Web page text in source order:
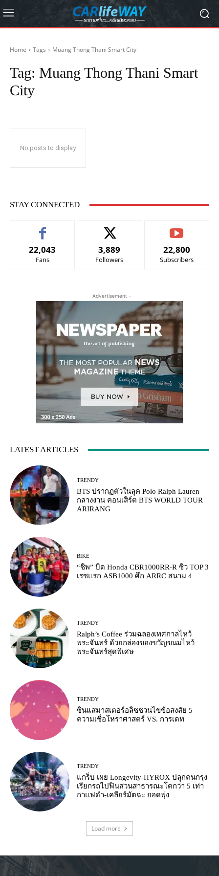
Home Tags Muang Thong Thani Smart City
Tag: Muang Thong Thani Smart
City
No posts to display
STAY CONNECTED
22,043
Fans
3,889
Followers
22,800
Subscribers
- Advertisement -
LATEST ARTICLES
TRENDY
BTS ปรากฏตัวในลุค Polo Ralph Lauren
กลางงาน คอนเสิร์ต BTS WORLD TOUR
ARIRANG
BIKE
“ชิพ” บิด Honda CBR1000RR-R ซิว TOP 3
เรซแรก ASB1000 ศึก ARRC สนาม 4
TRENDY
Ralph’s Coffee ร่วมฉลองเทศกาลไหว้
พระจันทร์ ด้วยกล่องของขวัญขนมไหว้
พระจันทร์สุดพิเศษ
TRENDY
ซินแสมาสเตอร์อลิซชวนไขข้อสงสัย 5
ความเชื่อโหราศาสตร์ VS. การเดท
TRENDY
แกร็บ เผย Longevity-HYROX ปลุกคนกรุง
เรียกรถไปฟินสวนสาธารณะโตกว่า 5 เท่า
กาแฟดำ-เคลียร์มัตฉะ ยอดพุ่ง
Load more